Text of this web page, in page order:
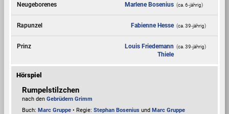
Neugeborenes Marlene Bosenius (ca. 6‑jährig)
Rapunzel Fabienne Hesse (ca. 39‑jährig)
Prinz
Louis Friedemann
Thiele
(ca. 39‑jährig)
Hörspiel
Rumpelstilzchen
nach denGebrüdern Grimm
Buch:Marc Gruppe • Regie:Stephan Bosenius undMarc Gruppe